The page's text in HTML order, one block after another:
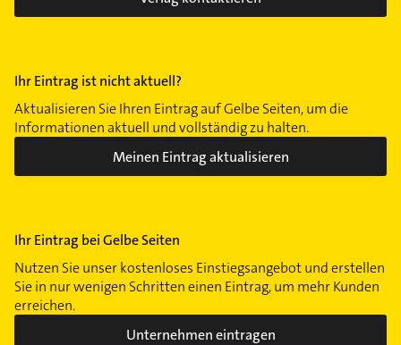
Leyh
Lorenz
Mögeldorf
Maxfeld
Neuröthenbach
Reichelsdorf
Rennweg
Rosenau
Schoppershof
Ihr Eintrag ist nicht aktuell?
Aktualisieren Sie Ihren Eintrag auf Gelbe Seiten, um die
Informationen aktuell und vollständig zu halten.
Meinen Eintrag aktualisieren
Ihr Eintrag bei Gelbe Seiten
Nutzen Sie unser kostenloses Einstiegsangebot und erstellen
Sie in nur wenigen Schritten einen Eintrag, um mehr Kunden
erreichen.
Unternehmen eintragen